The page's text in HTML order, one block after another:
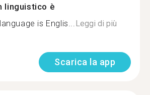
linguistico è
is Englis...Leggi di più
Scarica la app